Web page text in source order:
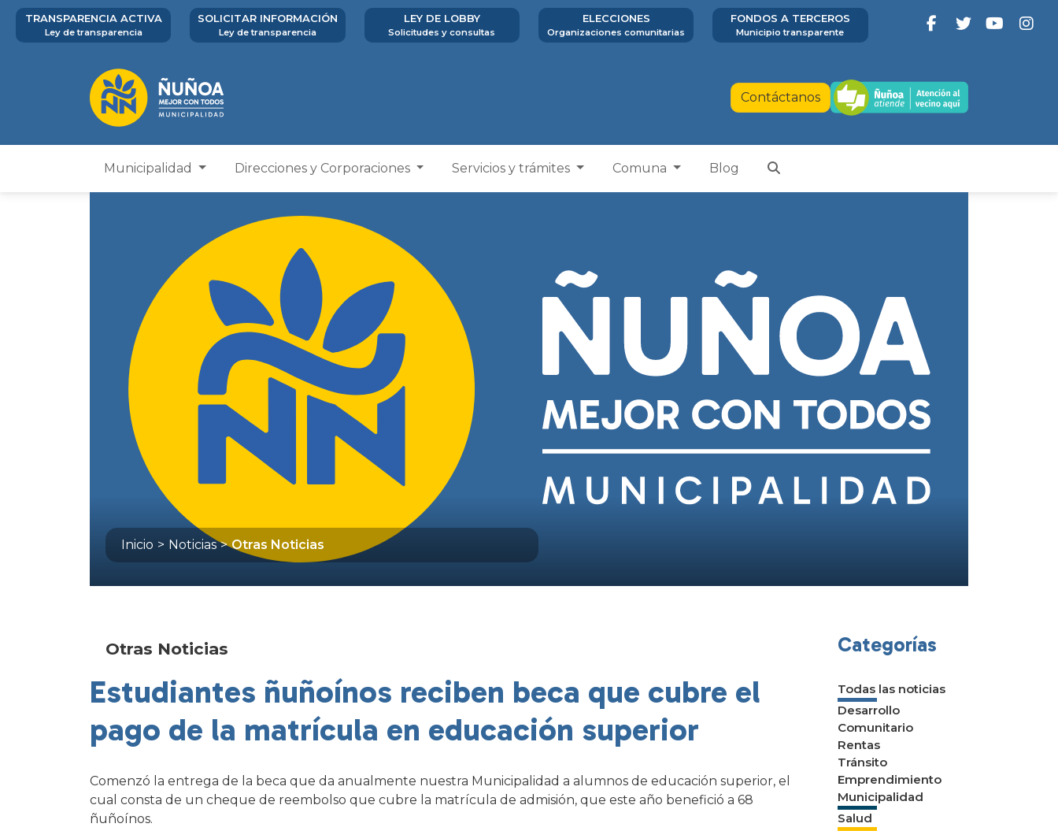
TRANSPARENCIA ACTIVA
Ley de transparencia
SOLICITAR INFORMACIÓN
Ley de transparencia
LEY DE LOBBY
Solicitudes y consultas
ELECCIONES
Organizaciones comunitarias
FONDOS A TERCEROS
Municipio transparente
Contáctanos
Municipalidad Direcciones y Corporaciones Servicios y trámites Comuna Blog
Inicio > Noticias > Otras Noticias
Otras Noticias
Estudiantes ñuñoínos reciben beca que cubre el
pago de la matrícula en educación superior
Comenzó la entrega de la beca que da anualmente nuestra Municipalidad a alumnos de educación superior, el
cual consta de un cheque de reembolso que cubre la matrícula de admisión, que este año benefició a 68
ñuñoínos.
Categorías
Todas las noticias
Desarrollo
Comunitario
Rentas
Tránsito
Emprendimiento
Municipalidad
Salud